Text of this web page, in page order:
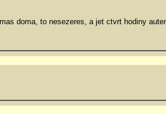
doma, to nesezeres, a jet ctvrt hodiny